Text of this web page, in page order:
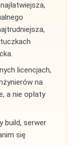
licencjach,
na
a nie opłaty
build, serwer
się